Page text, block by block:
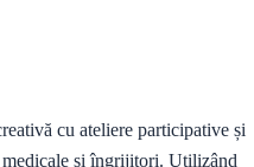
cu ateliere participative și
și îngrijitori. Utilizând